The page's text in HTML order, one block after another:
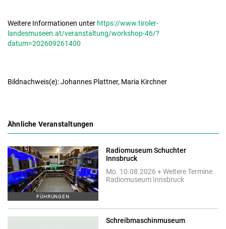
Weitere Informationen unter https://www.tiroler-
landesmuseen.at/veranstaltung/workshop-46/?
datum=202609261400
Bildnachweis(e): Johannes Plattner, Maria Kirchner
Ähnliche Veranstaltungen
FÜHRUNGEN
Radiomuseum Schuchter
Innsbruck
Mo. 10.08.2026 + Weitere Termine
Radiomuseum Innsbruck
Schreibmaschinmuseum